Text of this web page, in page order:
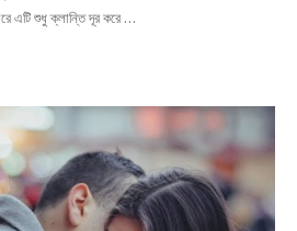
এটি শুধু ক্লান্তি দূর করে …